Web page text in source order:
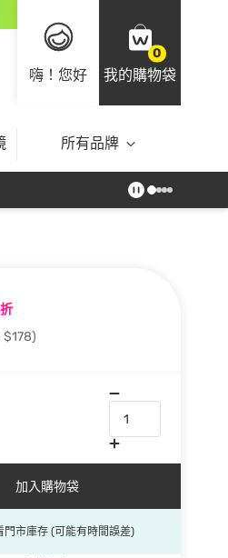
嗨！您好
0
我的購物袋
所有品牌
$178)
加入購物袋
門市庫存 (可能有時間誤差)